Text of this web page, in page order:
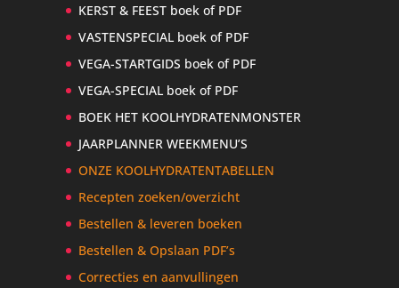
KERST & FEEST boek of PDF
VASTENSPECIAL boek of PDF
VEGA-STARTGIDS boek of PDF
VEGA-SPECIAL boek of PDF
BOEK HET KOOLHYDRATENMONSTER
JAARPLANNER WEEKMENU’S
ONZE KOOLHYDRATENTABELLEN
Recepten zoeken/overzicht
Bestellen & leveren boeken
Bestellen & Opslaan PDF’s
Correcties en aanvullingen